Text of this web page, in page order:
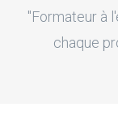
"Formateur à
chaque